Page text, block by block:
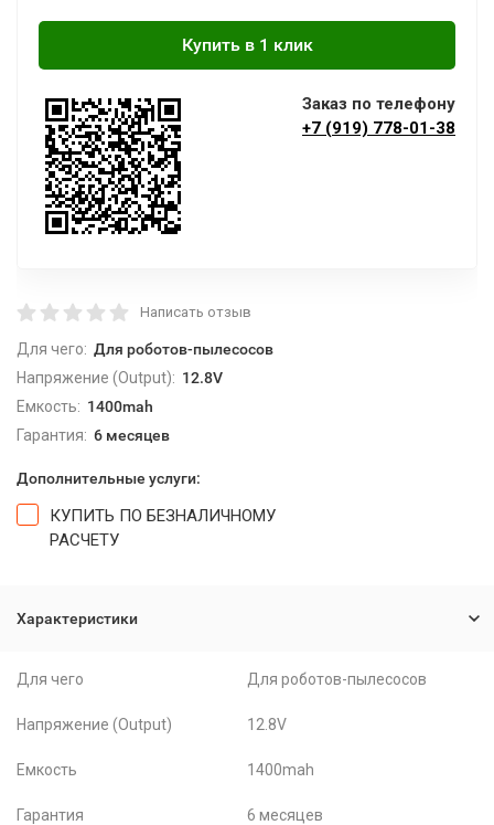
Заказ по телефону
+7 (919) 778-01-38
Написать отзыв
Для чего: Для роботов-пылесосов
Напряжение (Output): 12.8V
Емкость: 1400mah
Гарантия: 6 месяцев
Дополнительные услуги:
КУПИТЬ ПО БЕЗНАЛИЧНОМУ
РАСЧЕТУ
Характеристики
Для чего Для роботов-пылесосов
Напряжение (Output) 12.8V
Емкость 1400mah
Гарантия 6 месяцев